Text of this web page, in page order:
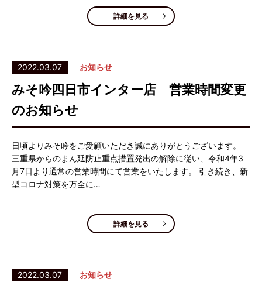
詳細を見る
2022.03.07 お知らせ
みそ吟四日市インター店 営業時間変更
のお知らせ
日頃よりみそ吟をご愛顧いただき誠にありがとうございます。
三重県からのまん延防止重点措置発出の解除に従い、令和4年3
月7日より通常の営業時間にて営業をいたします。 引き続き、新
型コロナ対策を万全に…
詳細を見る
2022.03.07 お知らせ